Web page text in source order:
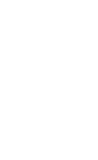
guia
sinais